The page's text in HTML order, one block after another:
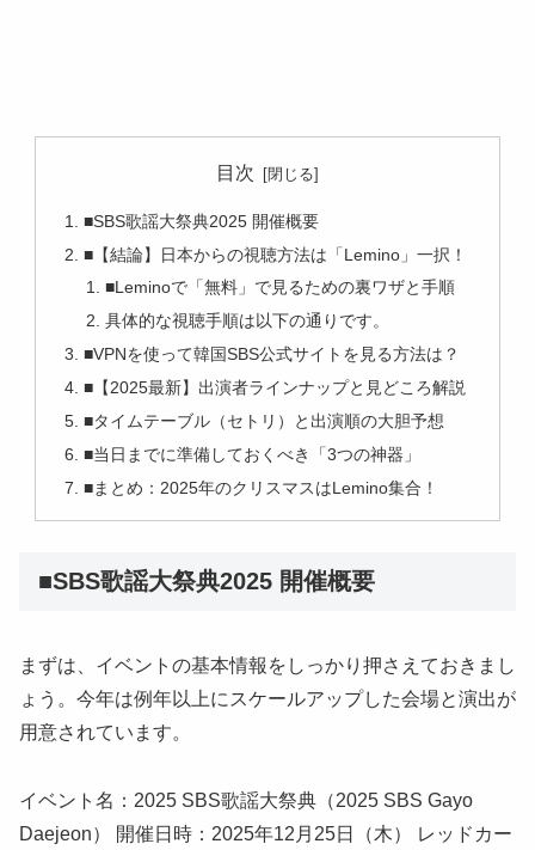
目次
■SBS歌謡大祭典2025 開催概要
■【結論】日本からの視聴方法は「Lemino」一択！
■Leminoで「無料」で見るための裏ワザと手順
具体的な視聴手順は以下の通りです。
■VPNを使って韓国SBS公式サイトを見る方法は？
■【2025最新】出演者ラインナップと見どころ解説
■タイムテーブル（セトリ）と出演順の大胆予想
■当日までに準備しておくべき「3つの神器」
■まとめ：2025年のクリスマスはLemino集合！
■SBS歌謡大祭典2025 開催概要
まずは、イベントの基本情報をしっかり押さえておきまし
ょう。今年は例年以上にスケールアップした会場と演出が
用意されています。
イベント名：2025 SBS歌謡大祭典（2025 SBS Gayo
Daejeon） 開催日時：2025年12月25日（木） レッドカー